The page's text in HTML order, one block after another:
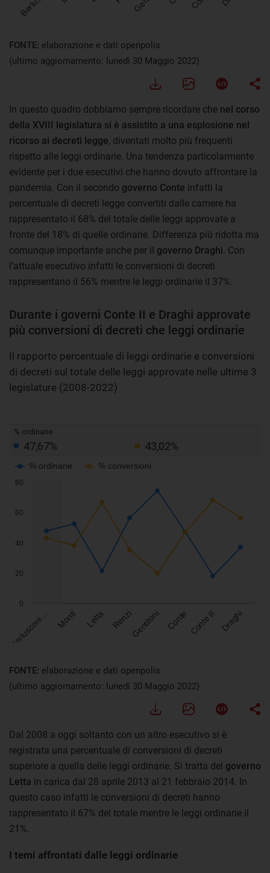
FONTE: elaborazione e dati openpolis
(ultimo aggiornamento: lunedì 30 Maggio 2022)
In questo quadro dobbiamo sempre ricordare che nel corso
della XVIII legislatura si è assistito a una esplosione nel
ricorso ai decreti legge, diventati molto più frequenti
rispetto alle leggi ordinarie. Una tendenza particolarmente
evidente per i due esecutivi che hanno dovuto affrontare la
pandemia. Con il secondo governo Conte infatti la
percentuale di decreti legge convertiti dalle camere ha
rappresentato il 68% del totale delle leggi approvate a
fronte del 18% di quelle ordinarie. Differenza più ridotta ma
comunque importante anche per il governo Draghi . Con
l’attuale esecutivo infatti le conversioni di decreti
rappresentano il 56% mentre le leggi ordinarie il 37%.
Durante i governi Conte II e Draghi approvate
più conversioni di decreti che leggi ordinarie
Il rapporto percentuale di leggi ordinarie e conversioni
di decreti sul totale delle leggi approvate nelle ultime 3
legislature (2008-2022)
FONTE: elaborazione e dati openpolis
(ultimo aggiornamento: lunedì 30 Maggio 2022)
Dal 2008 a oggi soltanto con un altro esecutivo si è
registrata una percentuale di conversioni di decreti
superiore a quella delle leggi ordinarie. Si tratta del governo
Letta in carica dal 28 aprile 2013 al 21 febbraio 2014. In
questo caso infatti le conversioni di decreti hanno
rappresentato il 67% del totale mentre le leggi ordinarie il
21%.
I temi affrontati dalle leggi ordinarie